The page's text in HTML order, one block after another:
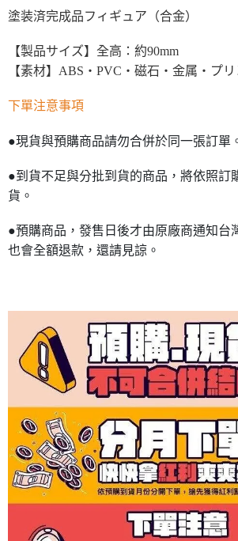
塗装済完成品フィギュア（合金）
【製品サイズ】全高：約90mm
【素材】ABS・PVC・磁石・金属・プ
下單注意事項
●現貨與預購商品請勿合併於同一張訂單
●到貨不足與分批到貨的商品，將依照訂
貨。
●預購商品，發售日後才由原廠商通知台
也會全額退款，還請見諒。